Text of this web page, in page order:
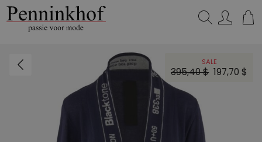
SALE
395,40 $ 197,70 $